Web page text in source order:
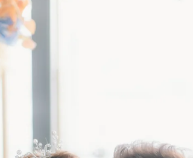
Bridal, Alex 同 Ice 幫我哋影pre-wedding
☺️ 好多謝Alex的專業攝影😄 我哋平時都唔
擺pose影相，但當日影嘅時候有好好的指
示，令我哋好開心同放鬆，感覺好自然😄😄